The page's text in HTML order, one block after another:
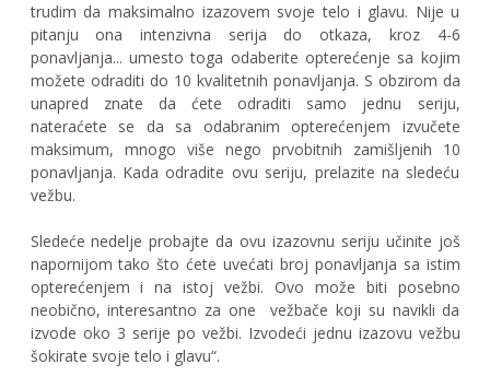
trudim da maksimalno izazovem svoje telo i glavu. Nije u
pitanju ona intenzivna serija do otkaza, kroz 4-6
ponavljanja... umesto toga odaberite opterećenje sa kojim
možete odraditi do 10 kvalitetnih ponavljanja. S obzirom da
unapred znate da ćete odraditi samo jednu seriju,
nateraćete se da sa odabranim opterećenjem izvučete
maksimum, mnogo više nego prvobitnih zamišljenih 10
ponavljanja. Kada odradite ovu seriju, prelazite na sledeću
vežbu.
Sledeće nedelje probajte da ovu izazovnu seriju učinite još
napornijom tako što ćete uvećati broj ponavljanja sa istim
opterećenjem i na istoj vežbi. Ovo može biti posebno
neobično, interesantno za one vežbače koji su navikli da
izvode oko 3 serije po vežbi. Izvodeći jednu izazovu vežbu
šokirate svoje telo i glavu“.